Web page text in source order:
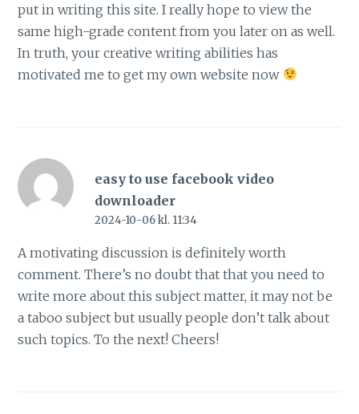
put in writing this site. I really hope to view the
same high-grade content from you later on as well.
In truth, your creative writing abilities has
motivated me to get my own website now
easy to use facebook video
downloader
2024-10-06 kl. 11:34
A motivating discussion is definitely worth
comment. There’s no doubt that that you need to
write more about this subject matter, it may not be
a taboo subject but usually people don’t talk about
such topics. To the next! Cheers!